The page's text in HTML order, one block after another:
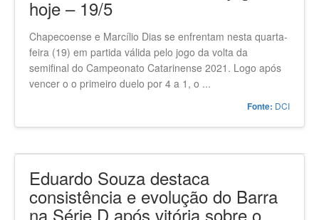
Chapecoense x Marcílio Dias:
como assistir e horário do jogo
hoje – 19/5
Chapecoense e Marcílio Dias se enfrentam nesta quarta-
feira (19) em partida válida pelo jogo da volta da
semifinal do Campeonato Catarinense 2021. Logo após